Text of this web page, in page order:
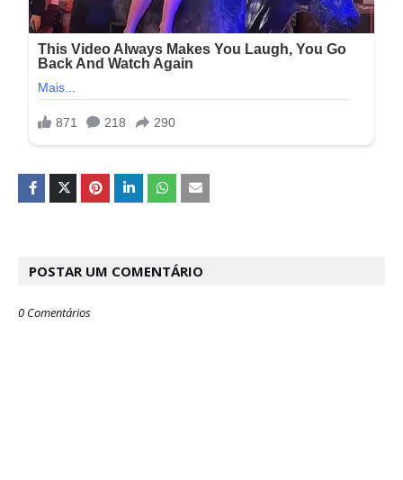
POSTAR UM COMENTÁRIO
0 Comentários